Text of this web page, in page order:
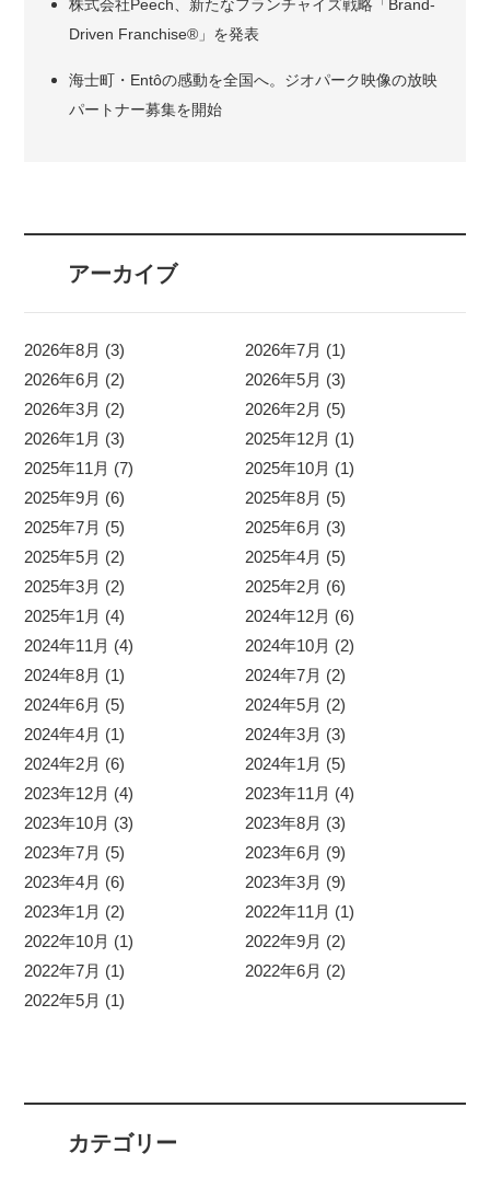
株式会社Peech、新たなフランチャイズ戦略「Brand-
Driven Franchise®」を発表
海士町・Entôの感動を全国へ。ジオパーク映像の放映
パートナー募集を開始
アーカイブ
2026年8月 (3)
2026年7月 (1)
2026年6月 (2)
2026年5月 (3)
2026年3月 (2)
2026年2月 (5)
2026年1月 (3)
2025年12月 (1)
2025年11月 (7)
2025年10月 (1)
2025年9月 (6)
2025年8月 (5)
2025年7月 (5)
2025年6月 (3)
2025年5月 (2)
2025年4月 (5)
2025年3月 (2)
2025年2月 (6)
2025年1月 (4)
2024年12月 (6)
2024年11月 (4)
2024年10月 (2)
2024年8月 (1)
2024年7月 (2)
2024年6月 (5)
2024年5月 (2)
2024年4月 (1)
2024年3月 (3)
2024年2月 (6)
2024年1月 (5)
2023年12月 (4)
2023年11月 (4)
2023年10月 (3)
2023年8月 (3)
2023年7月 (5)
2023年6月 (9)
2023年4月 (6)
2023年3月 (9)
2023年1月 (2)
2022年11月 (1)
2022年10月 (1)
2022年9月 (2)
2022年7月 (1)
2022年6月 (2)
2022年5月 (1)
カテゴリー